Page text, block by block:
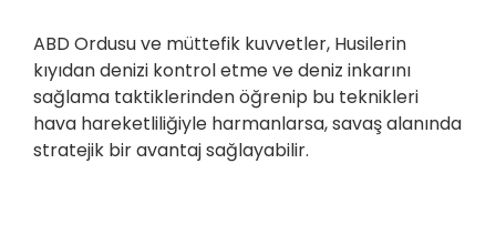
ABD Ordusu ve müttefik kuvvetler, Husilerin
kıyıdan denizi kontrol etme ve deniz inkarını
sağlama taktiklerinden öğrenip bu teknikleri
hava hareketliliğiyle harmanlarsa, savaş alanında
stratejik bir avantaj sağlayabilir.